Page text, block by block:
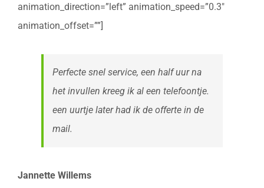
animation_direction=”left” animation_speed=”0.3″
animation_offset=””]
Perfecte snel service, een half uur na
het invullen kreeg ik al een telefoontje.
een uurtje later had ik de offerte in de
mail.
Jannette Willems